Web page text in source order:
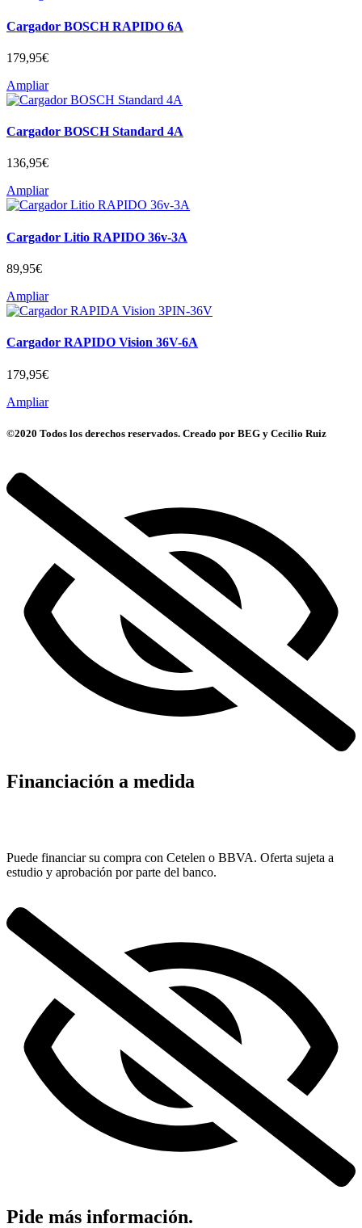
Cargador BOSCH RAPIDO 6A
179,95€
Ampliar
Cargador BOSCH Standard 4A
136,95€
Ampliar
Cargador Litio RAPIDO 36v-3A
89,95€
Ampliar
Cargador RAPIDO Vision 36V-6A
179,95€
Ampliar
©2020 Todos los derechos reservados. Creado por BEG y Cecilio Ruiz
Financiación a medida
Puede financiar su compra con Cetelen o BBVA. Oferta sujeta a
estudio y aprobación por parte del banco.
Pide más información.